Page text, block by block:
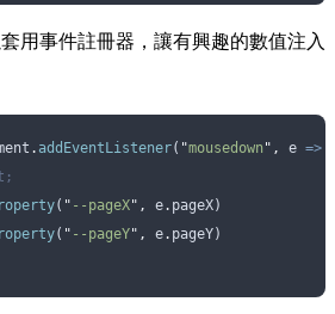
用事件註冊器，讓有興趣的數值注入
. addEventListener( "mousedown " , e =>
( " --pageX" , e. pageX)
( " --pageY" , e. pageY)